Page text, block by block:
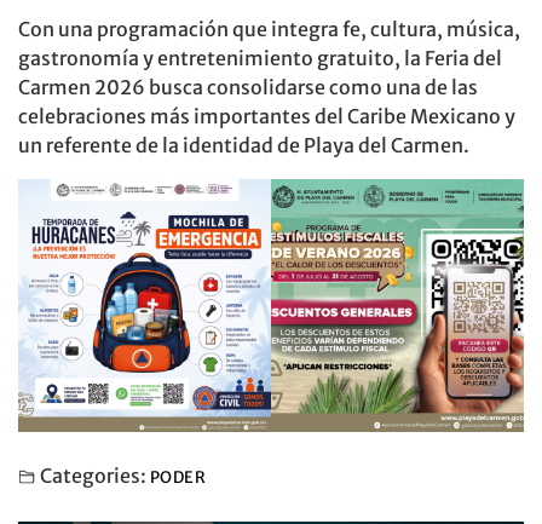
Con una programación que integra fe, cultura, música,
gastronomía y entretenimiento gratuito, la Feria del
Carmen 2026 busca consolidarse como una de las
celebraciones más importantes del Caribe Mexicano y
un referente de la identidad de Playa del Carmen.
Categories: PODER